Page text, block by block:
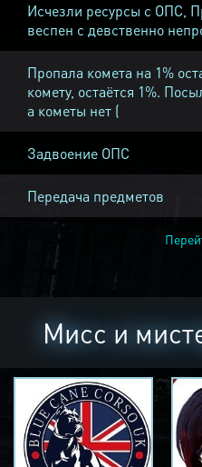
Исчезли ресурсы с ОПС,
веспен с девственно
Пропала комета на 1%
комету, остаётся 1%.
а кометы нет (
Задвоение ОПС
Передача предметов
Мисс и